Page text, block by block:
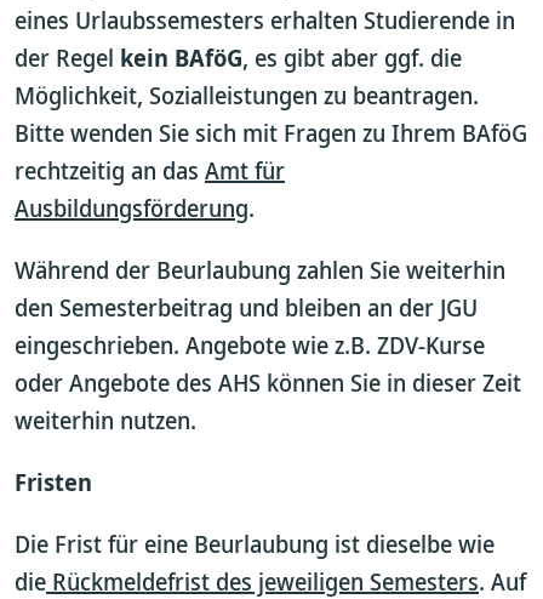
eines Urlaubssemesters erhalten Studierende in
der Regel kein BAföG, es gibt aber ggf. die
Möglichkeit, Sozialleistungen zu beantragen.
Bitte wenden Sie sich mit Fragen zu Ihrem BAföG
rechtzeitig an das Amt für
Ausbildungsförderung.
Während der Beurlaubung zahlen Sie weiterhin
den Semesterbeitrag und bleiben an der JGU
eingeschrieben. Angebote wie z.B. ZDV-Kurse
oder Angebote des AHS können Sie in dieser Zeit
weiterhin nutzen.
Fristen
Die Frist für eine Beurlaubung ist dieselbe wie
die Rückmeldefrist des jeweiligen Semesters. Auf